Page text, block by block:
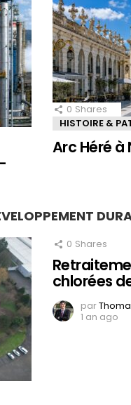
0 Shares
HISTOIRE &
Arc Héré à
0 Shares
chlorées
par
1 an ago